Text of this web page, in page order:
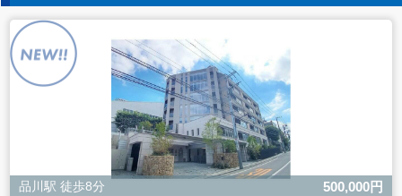
ご本人様は、当社に対してご自身の個人情報の開示等（利
用目的の通知、開示、内容の訂正・追加・削除、利用の停
止または消去、第三者への提供の停止）に関して、下記の
当社問合わせ窓口に申し出ることができます。その際、当
社はお客様ご本人を確認させていただいたうえで、合理的
な間内に対応いたします。
【お問合せ窓口】
株式会社バレッグス 個人情報問合せ窓口
住所 東京都目黒区鷹番2-5-21
電話 03-3794-1115
お問合せメールアドレス privacy@balleggs.co.jp
受付時間：平日10：30～17：00 ※弊社公休日を除く
品川駅 徒歩8分 500,000円